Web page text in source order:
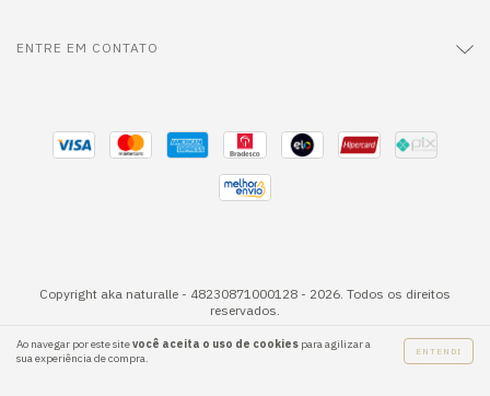
Ao navegar por este sitevocê aceita o uso de cookies para agilizar a
sua experiência de compra.
ENTENDI
ENTRE EM CONTATO
Copyright aka naturalle - 48230871000128 - 2026. Todos os direitos
reservados.